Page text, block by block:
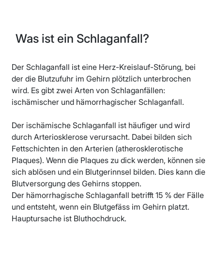
Was ist ein Schlaganfall?
Der Schlaganfall ist eine Herz-Kreislauf-Störung, bei
der die Blutzufuhr im Gehirn plötzlich unterbrochen
wird. Es gibt zwei Arten von Schlaganfällen:
ischämischer und hämorrhagischer Schlaganfall.
Der ischämische Schlaganfall ist häufiger und wird
durch Arteriosklerose verursacht. Dabei bilden sich
Fettschichten in den Arterien (atherosklerotische
Plaques). Wenn die Plaques zu dick werden, können sie
sich ablösen und ein Blutgerinnsel bilden. Dies kann die
Blutversorgung des Gehirns stoppen.
Der hämorrhagische Schlaganfall betrifft 15 % der Fälle
und entsteht, wenn ein Blutgefäss im Gehirn platzt.
Hauptursache ist Bluthochdruck.